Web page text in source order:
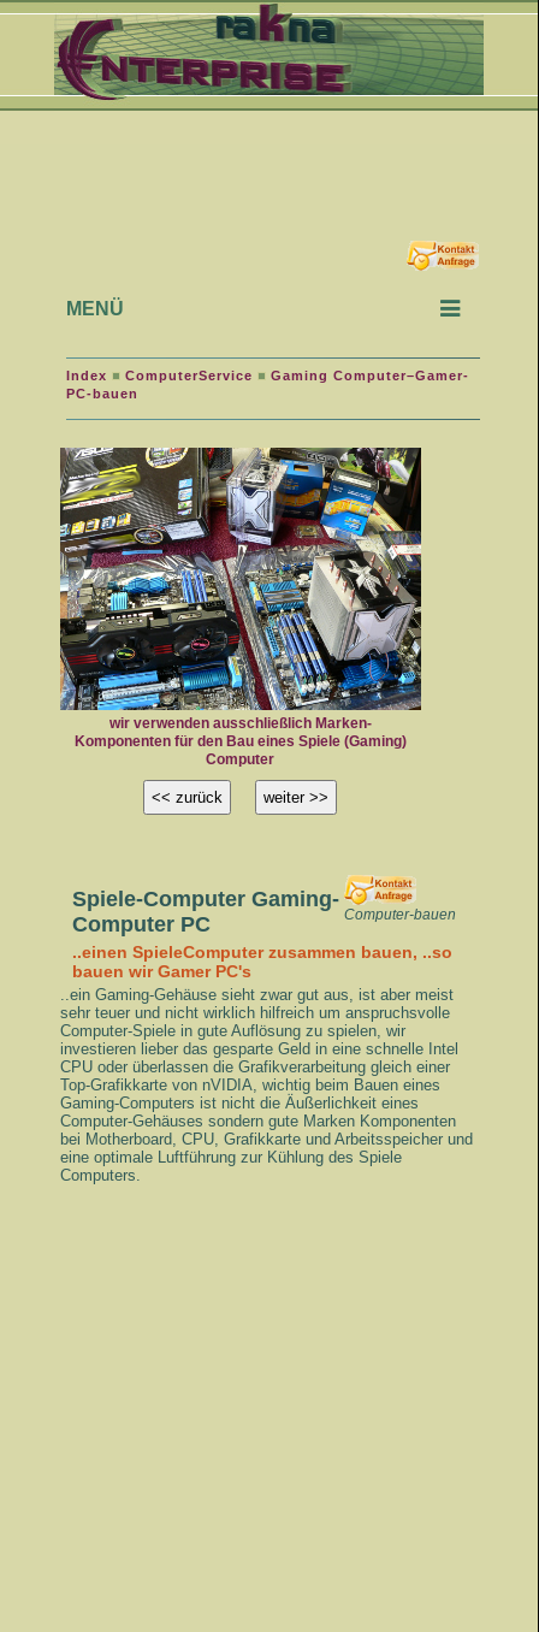
MENÜ
Index ComputerService
Gaming Computer–Gamer-
PC-bauen
wir verwenden ausschließlich Marken-
Komponenten für den Bau eines Spiele (Gaming)
Computer
<< zurück weiter >>
Computer-bauen
Spiele-Computer Gaming-
Computer PC
..einen SpieleComputer zusammen bauen, ..so
bauen wir Gamer PC's
..ein Gaming-Gehäuse sieht zwar gut aus, ist aber meist
sehr teuer und nicht wirklich hilfreich um anspruchsvolle
Computer-Spiele in gute Auflösung zu spielen, wir
investieren lieber das gesparte Geld in eine schnelle Intel
CPU oder überlassen die Grafikverarbeitung gleich einer
Top-Grafikkarte von nVIDIA, wichtig beim Bauen eines
Gaming-Computers ist nicht die Äußerlichkeit eines
Computer-Gehäuses sondern gute Marken Komponenten
bei Motherboard, CPU, Grafikkarte und Arbeitsspeicher und
eine optimale Luftführung zur Kühlung des Spiele
Computers.